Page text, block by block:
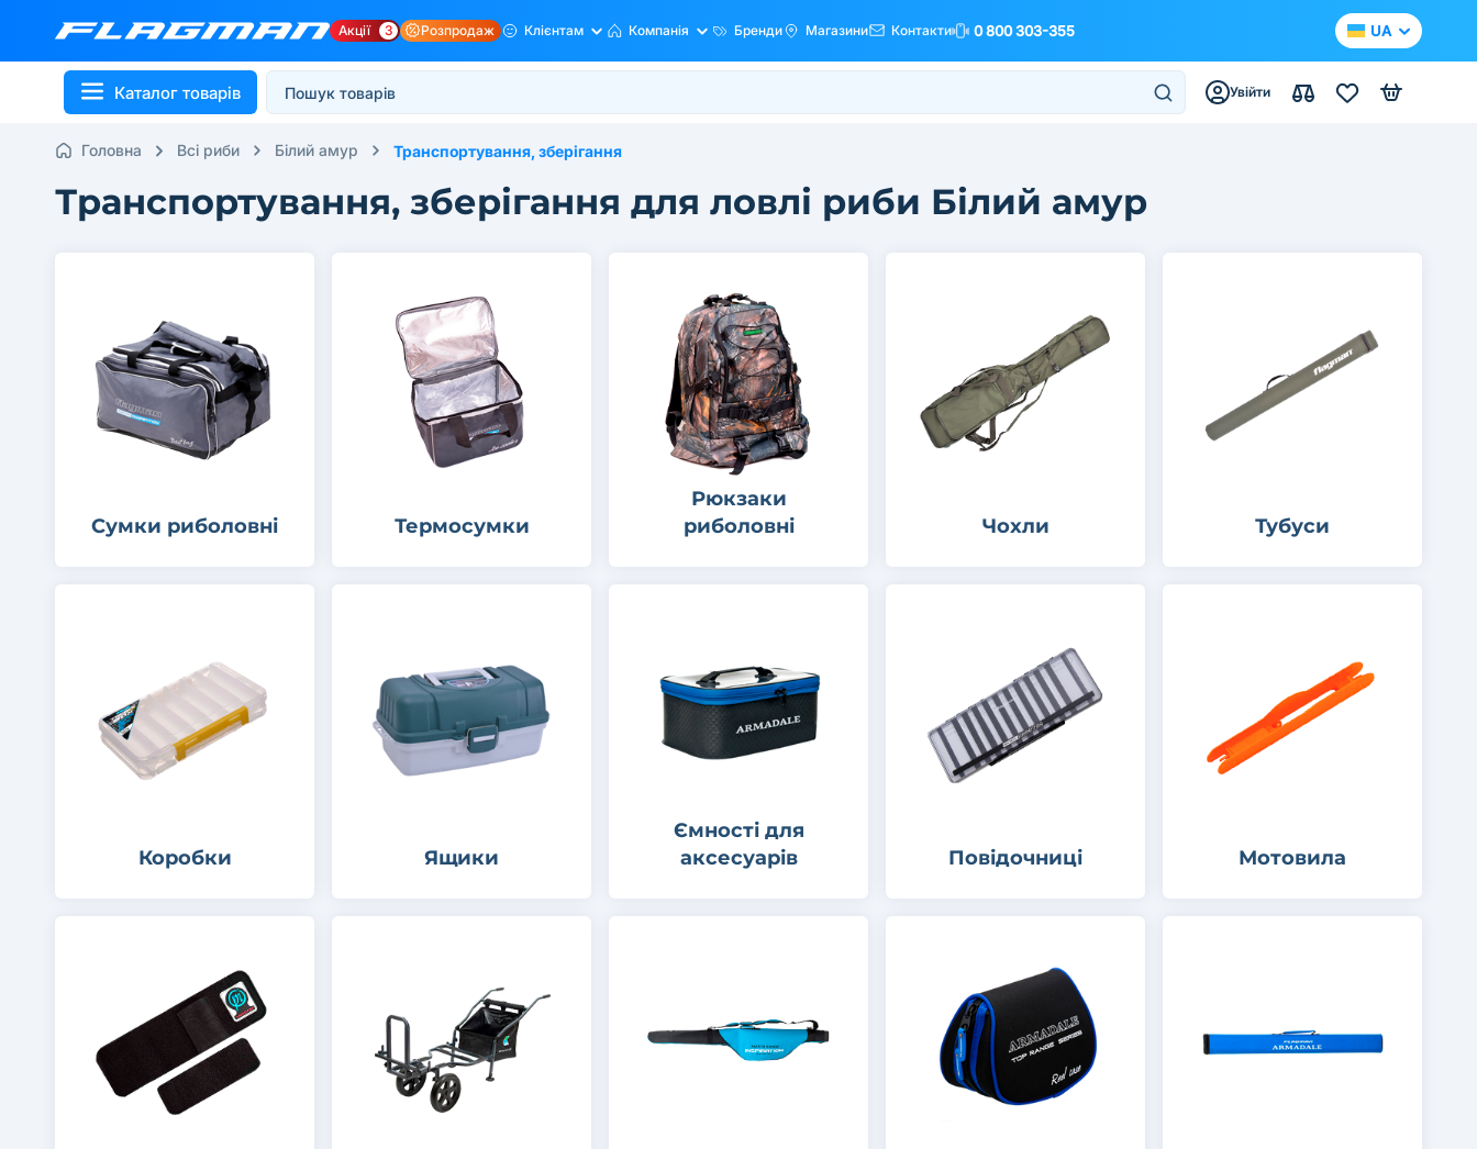
Акції 3 Розпродаж Клієнтам Компанія Бренди Магазини Контакти 0 800 303-355 UA
Каталог товарів Увійти
Головна Всі риби Білий амур Транспортування, зберігання
Транспортування, зберігання для ловлі риби Білий амур
Сумки риболовні Термосумки
Рюкзаки
риболовні
Чохли Тубуси
Коробки Ящики
Ємності для
аксесуарів
Повідочниці Мотовила